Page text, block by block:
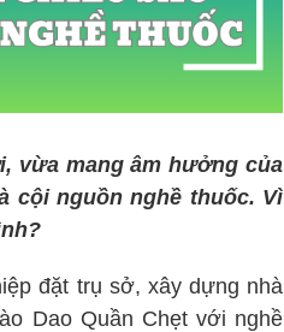
vừa mang âm hưởng của
cội nguồn nghề thuốc. Vì
đặt trụ sở, xây dựng nhà
Dao Quần Chẹt với nghề